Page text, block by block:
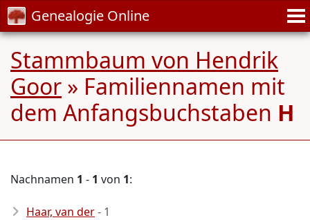
Genealogie Online
Stammbaum von Hendrik
Goor » Familiennamen mit
dem Anfangsbuchstaben H
Nachnamen 1 - 1 von 1:
Haar, van der- 1